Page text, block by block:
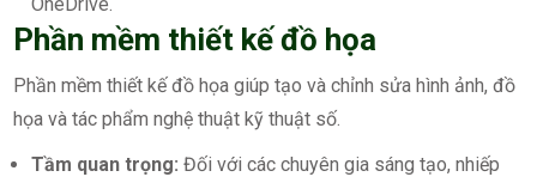
OneDrive.
Phần mềm thiết kế đồ họa
Phần mềm thiết kế đồ họa giúp tạo và chỉnh sửa hình ảnh, đồ
họa và tác phẩm nghệ thuật kỹ thuật số.
Tầm quan trọng: Đối với các chuyên gia sáng tạo, nhiếp